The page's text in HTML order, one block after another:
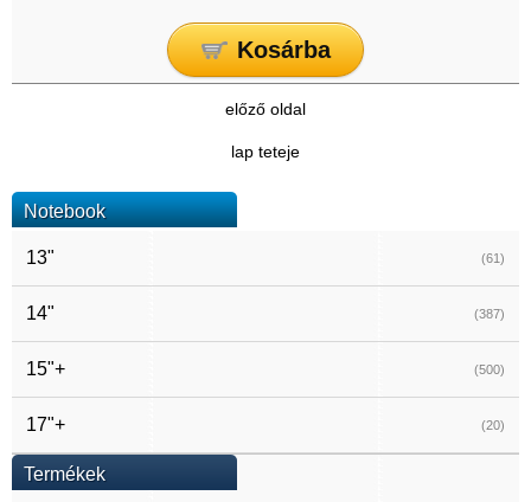
Notebook
13" (61)
14" (387)
15"+ (500)
17"+ (20)
Termékek
Kosárba
előző oldal
lap teteje